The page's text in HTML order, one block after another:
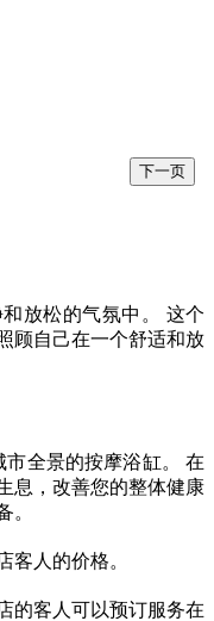
下一页
放松的气氛中。 这个
顾自己在一个舒适和放
市全景的按摩浴缸。 在
息，改善您的整体健康
。
客人的价格。
的客人可以预订服务在